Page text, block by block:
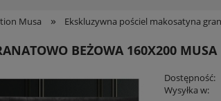
Musa » Ekskluzywna pościel makosatyna
BEŻOWA 160X200 MUSA
Dostępność:
Wysyłka w: